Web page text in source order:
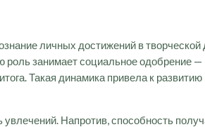
личных достижений в
занимает социальное одобрение
Такая динамика привела к
Напротив, способность